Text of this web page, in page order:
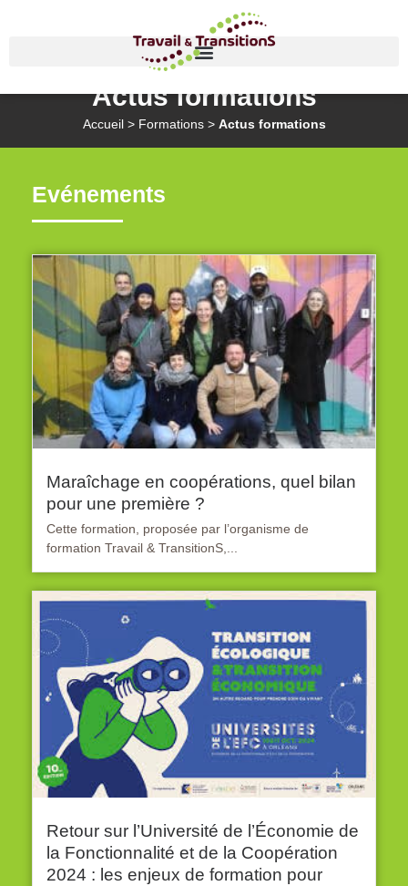
Actus formations
Accueil > Formations> Actus formations
Evénements
Maraîchage en coopérations, quel bilan
pour une première ?
Cette formation, proposée par l’organisme de
formation Travail & TransitionS,...
Retour sur l’Université de l’Économie de
la Fonctionnalité et de la Coopération
2024 : les enjeux de formation pour